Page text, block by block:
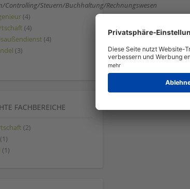
Controlling/Steuern/Buchhaltung/Rechnungswesen
(4)
(4)
(4)
(3)
FACHBEREICHE
(2)
(1)
(1)